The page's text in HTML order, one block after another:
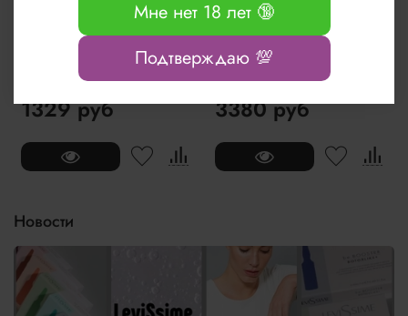
Мыло косметическое для
чувствительной кожи
M120 с медом и молоком
ослицы 100г
1329 руб
Мыло с морскими
водорослями Phytomer
Seaweed Soap 150г
3380 руб
Новости
Мне нет 18 лет 🔞
Подтверждаю 💯